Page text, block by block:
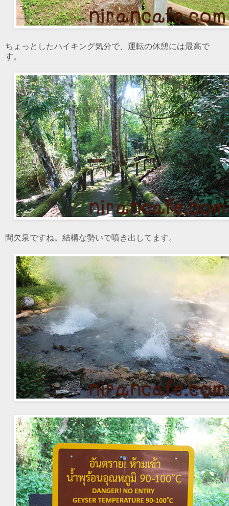
ちょっとしたハイキング気分で、運転の休憩には最高で
す。
間欠泉ですね。結構な勢いで噴き出してます。